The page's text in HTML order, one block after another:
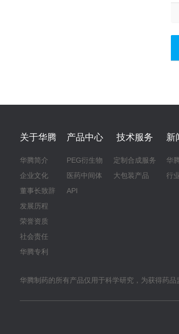
关于华腾
华腾简介
企业文化
董事长致辞
发展历程
荣誉资质
社会责任
华腾专利
产品中心
PEG衍生物
医药中间体
API
技术服务
定制合成服务
大包装产品
新
华
行
华腾制药的所有产品仅用于科学研究，为获得药